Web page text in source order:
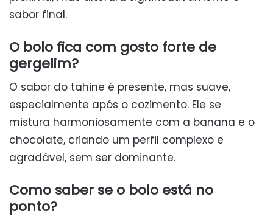
sabor final.
O bolo fica com gosto forte de
gergelim?
O sabor do tahine é presente, mas suave,
especialmente após o cozimento. Ele se
mistura harmoniosamente com a banana e o
chocolate, criando um perfil complexo e
agradável, sem ser dominante.
Como saber se o bolo está no
ponto?